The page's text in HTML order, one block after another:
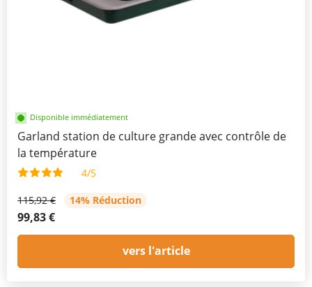
Disponible immédiatement
Garland station de culture grande avec contrôle de
la température
4/5
115,92 € 14% Réduction
99,83 €
vers l'article